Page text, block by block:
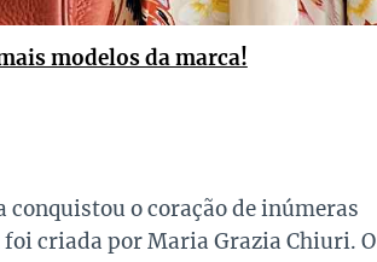
modelos da marca!
conquistou o coração de inúmeras
criada por Maria Grazia Chiuri. O